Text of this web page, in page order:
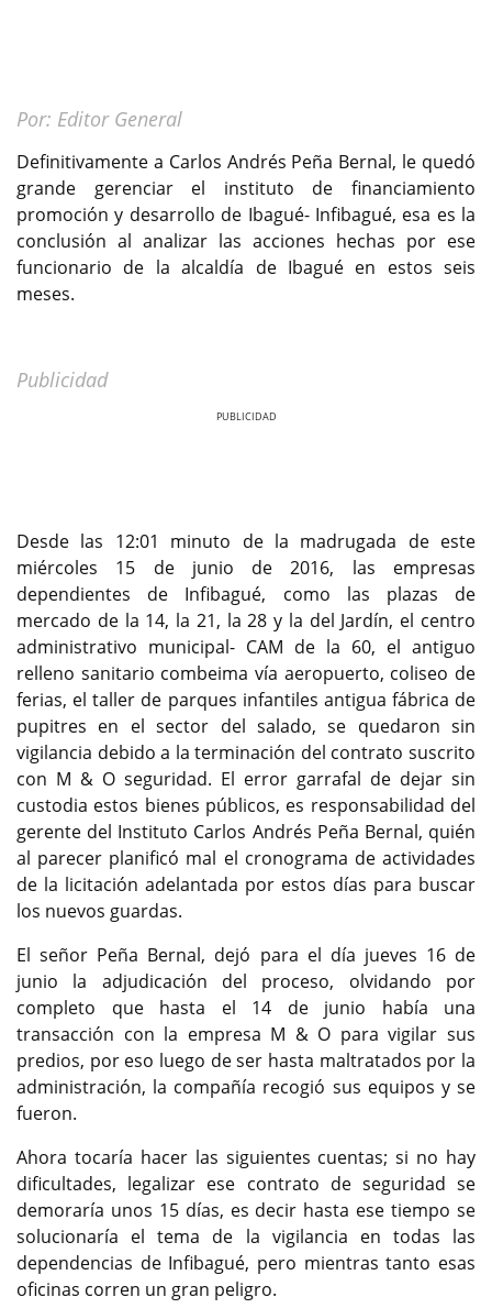
Por: Editor General
Definitivamente a Carlos Andrés Peña Bernal, le quedó
grande gerenciar el instituto de financiamiento
promoción y desarrollo de Ibagué- Infibagué, esa es la
conclusión al analizar las acciones hechas por ese
funcionario de la alcaldía de Ibagué en estos seis
meses.
Publicidad
Desde las 12:01 minuto de la madrugada de este
miércoles 15 de junio de 2016, las empresas
dependientes de Infibagué, como las plazas de
mercado de la 14, la 21, la 28 y la del Jardín, el centro
administrativo municipal- CAM de la 60, el antiguo
relleno sanitario combeima vía aeropuerto, coliseo de
ferias, el taller de parques infantiles antigua fábrica de
pupitres en el sector del salado, se quedaron sin
vigilancia debido a la terminación del contrato suscrito
con M & O seguridad. El error garrafal de dejar sin
custodia estos bienes públicos, es responsabilidad del
gerente del Instituto Carlos Andrés Peña Bernal, quién
al parecer planificó mal el cronograma de actividades
de la licitación adelantada por estos días para buscar
los nuevos guardas.
El señor Peña Bernal, dejó para el día jueves 16 de
junio la adjudicación del proceso, olvidando por
completo que hasta el 14 de junio había una
transacción con la empresa M & O para vigilar sus
predios, por eso luego de ser hasta maltratados por la
administración, la compañía recogió sus equipos y se
fueron.
Ahora tocaría hacer las siguientes cuentas; si no hay
dificultades, legalizar ese contrato de seguridad se
demoraría unos 15 días, es decir hasta ese tiempo se
solucionaría el tema de la vigilancia en todas las
dependencias de Infibagué, pero mientras tanto esas
oficinas corren un gran peligro.